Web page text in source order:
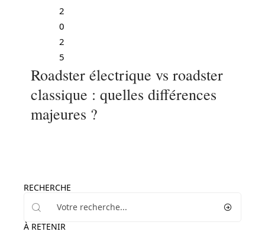
2
0
2
5
Roadster électrique vs roadster
classique : quelles différences
majeures ?
RECHERCHE
À RETENIR